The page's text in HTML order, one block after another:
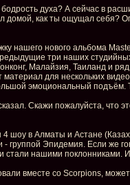
духа? А сейчас в
домой, как ты ощущал
нашего нового альбома
три наших
Малайзия, Таиланд и
для нескольких
эмоциональный подъём.
Скажи пожалуйста, что
в Алматы и Астане
группой Эпидемия. Если же
нашими поклонниками.
вместе со Scorpions,